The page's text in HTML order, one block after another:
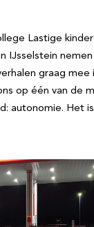
Lastige
IJsselstein
graag mee
op één van de
autonomie. Het